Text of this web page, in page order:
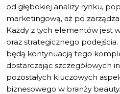
od głębokiej analizy rynku,
marketingową, aż po
Każdy z tych elementów jest
oraz strategicznego
będą kontynuacją tego
dostarczając szczegółowych
pozostałych kluczowych
biznesowego w branży beauty.